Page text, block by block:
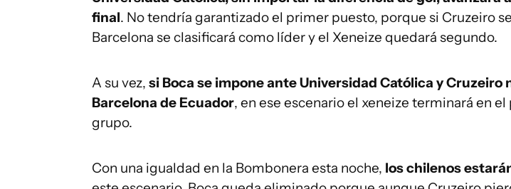
final. No tendría garantizado el primer puesto, porque si Cruzeiro
Barcelona se clasificará como líder y el Xeneize quedará segundo.
A su vez, si Boca se impone ante Universidad Católica y Cruzeiro
Barcelona de Ecuador, en ese escenario el xeneize terminará en
grupo.
Con una igualdad en la Bombonera esta noche, los chilenos